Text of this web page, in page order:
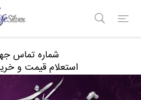
شماره تماس
استعلام قیمت و خرید